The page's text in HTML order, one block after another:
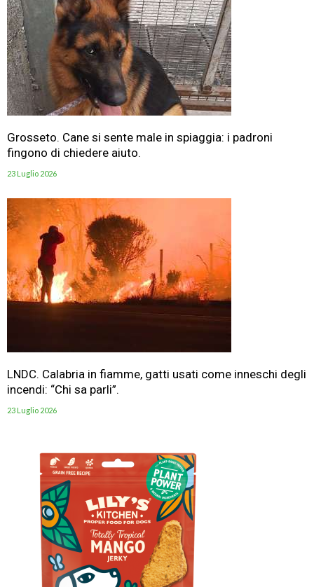
Grosseto. Cane si sente male in spiaggia: i padroni
fingono di chiedere aiuto.
23 Luglio 2026
LNDC. Calabria in fiamme, gatti usati come inneschi degli
incendi: “Chi sa parli”.
23 Luglio 2026